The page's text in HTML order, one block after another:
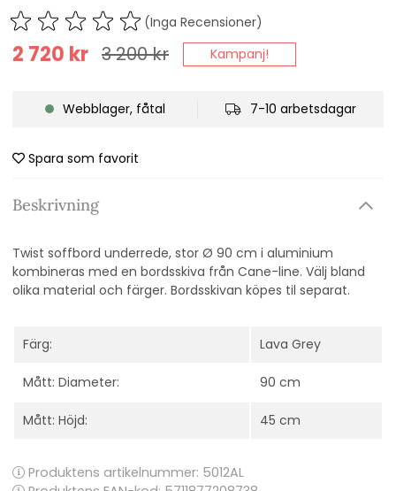
(Inga Recensioner)
3 200kr
2 720 kr Kampanj!
Webblager, fåtal 7-10 arbetsdagar
Spara som favorit
Beskrivning
Twist soffbord underrede, stor Ø 90 cm i aluminium
kombineras med en bordsskiva från Cane-line. Välj bland
olika material och färger. Bordsskivan köpes til separat.
Färg: Lava Grey
Mått: Diameter: 90 cm
Mått: Höjd: 45 cm
Produktens artikelnummer: 5012AL